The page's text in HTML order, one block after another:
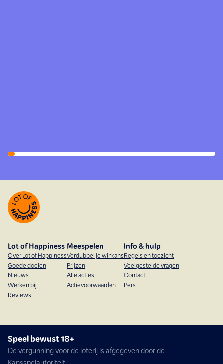
Lot of Happiness
Over Lot of Happiness
Goede doelen
Nieuws
Werken bij
Reviews
Meespelen
Verdubbel je winkans
Prijzen
Alle acties
Actievoorwaarden
Info & hulp
Regels en toezicht
Veelgestelde vragen
Contact
Pers
Speel bewust 18+
De vergunning voor de loterij is afgegeven door de